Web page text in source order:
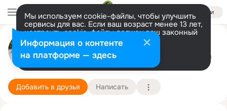
Войти
Мы используем cookie-файлы, чтобы улучшить
сервисы для вас. Если ваш возраст менее 13 лет,
настроить cookie-файлы должен ваш законный
представитель. Больше информации
Разрешить все Настроить
Вячеслав Абкин
Эдмонтон 26 марта (65 лет)
103 школа
Подробнее
Добавить в друзья Написать
Информация о контенте
на платформе — здесь